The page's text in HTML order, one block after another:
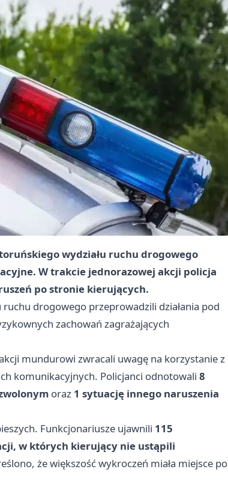
wydziału ruchu drogowego
W trakcie jednorazowej akcji policja
po stronie kierujących.
drogowego przeprowadzili działania pod
zachowań zagrażających
mundurowi zwracali uwagę na korzystanie z
komunikacyjnych. Policjanci odnotowali 8
oraz 1 sytuację innego naruszenia
Funkcjonariusze ujawnili 115
w których kierujący nie ustąpili
że większość wykroczeń miała miejsce po